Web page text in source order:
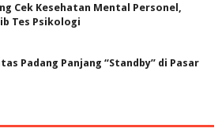
Cek Kesehatan Mental Personel,
Tes Psikologi
Padang Panjang “Standby” di Pasar